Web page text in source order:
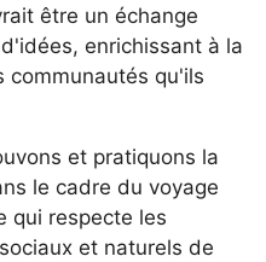
être un échange
enrichissant à la
communautés qu'ils
et pratiquons la
le cadre du voyage
qui respecte les
et naturels de